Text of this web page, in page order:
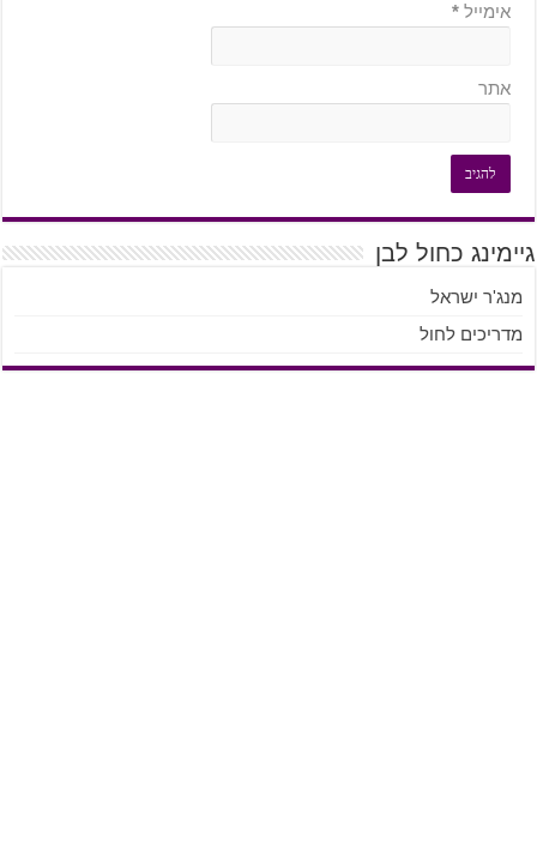
אימייל *
אתר
גיימינג כחול לבן
מנג'ר ישראל
מדריכים לחול